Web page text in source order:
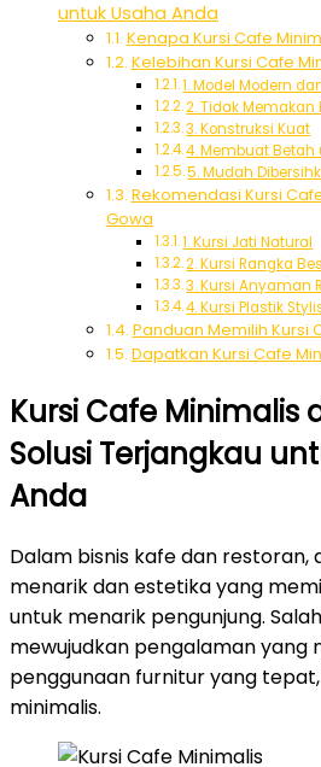
untuk Usaha Anda
Kenapa Kursi Cafe
Kelebihan Kursi Cafe
1. Model Modern
2. Tidak
3. Konstruksi Kuat
4. Membuat
5. Mudah
Rekomendasi Kursi
Gowa
1. Kursi Jati Natural
2. Kursi Rangka
3. Kursi Anyaman
4. Kursi Plastik
Panduan Memilih Kursi
Dapatkan Kursi Cafe
Kursi Cafe Minimalis
Solusi Terjangkau
Anda
Dalam bisnis kafe dan restoran,
menarik dan estetika yang
untuk menarik pengunjung.
mewujudkan pengalaman yang
penggunaan furnitur yang
minimalis.